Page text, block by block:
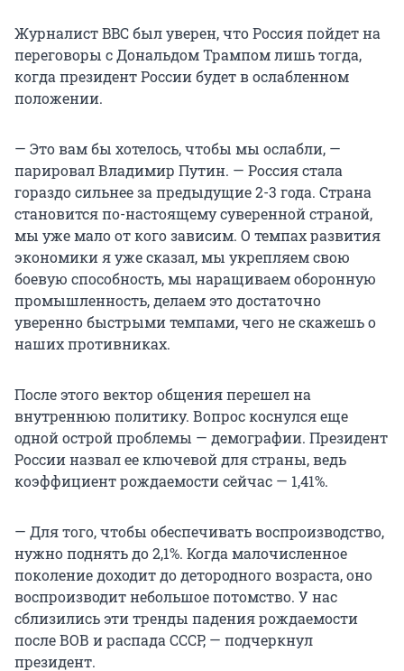
Журналист BBC был уверен, что Россия пойдет на
переговоры с Дональдом Трампом лишь тогда,
когда президент России будет в ослабленном
положении.
— Это вам бы хотелось, чтобы мы ослабли, —
парировал Владимир Путин. — Россия стала
гораздо сильнее за предыдущие 2-3 года. Страна
становится по-настоящему суверенной страной,
мы уже мало от кого зависим. О темпах развития
экономики я уже сказал, мы укрепляем свою
боевую способность, мы наращиваем оборонную
промышленность, делаем это достаточно
уверенно быстрыми темпами, чего не скажешь о
наших противниках.
После этого вектор общения перешел на
внутреннюю политику. Вопрос коснулся еще
одной острой проблемы — демографии. Президент
России назвал ее ключевой для страны, ведь
коэффициент рождаемости сейчас — 1,41%.
— Для того, чтобы обеспечивать воспроизводство,
нужно поднять до 2,1%. Когда малочисленное
поколение доходит до детородного возраста, оно
воспроизводит небольшое потомство. У нас
сблизились эти тренды падения рождаемости
после ВОВ и распада СССР, — подчеркнул
президент.